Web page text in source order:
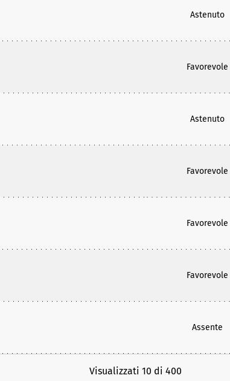
Astenuto
Favorevole
Astenuto
Favorevole
Favorevole
Favorevole
Assente
Visualizzati 10 di 400